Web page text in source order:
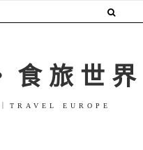
旅世界
｜TRAVEL EUROPE